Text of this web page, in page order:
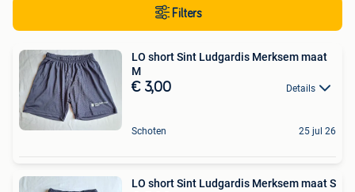
Filters
LO short Sint Ludgardis Merksem maat
M
€ 3,00 Details
Schoten 25 jul 26
LO short Sint Ludgardis Merksem maat S